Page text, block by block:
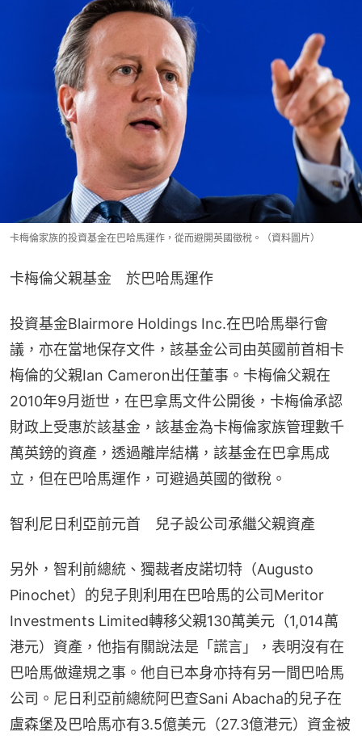
卡梅倫家族的投資基金在巴哈馬運作，從而避開英國徵稅。（資料圖片）
卡梅倫父親基金　於巴哈馬運作
投資基金Blairmore Holdings Inc.在巴哈馬舉行會
議，亦在當地保存文件，該基金公司由英國前首相卡
梅倫的父親Ian Cameron出任董事。卡梅倫父親在
2010年9月逝世，在巴拿馬文件公開後，卡梅倫承認
財政上受惠於該基金，該基金為卡梅倫家族管理數千
萬英鎊的資產，透過離岸結構，該基金在巴拿馬成
立，但在巴哈馬運作，可避過英國的徵稅。
智利尼日利亞前元首　兒子設公司承繼父親資產
另外，智利前總統、獨裁者皮諾切特（Augusto
Pinochet）的兒子則利用在巴哈馬的公司Meritor
Investments Limited轉移父親130萬美元（1,014萬
港元）資產，他指有關說法是「謊言」，表明沒有在
巴哈馬做違規之事。他自已本身亦持有另一間巴哈馬
公司。尼日利亞前總統阿巴查Sani Abacha的兒子在
盧森堡及巴哈馬亦有3.5億美元（27.3億港元）資金被